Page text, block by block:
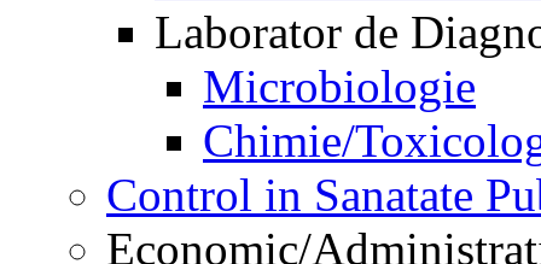
Laborator de
Microbiologie
Chimie/
Control in Sanatate
Economic/